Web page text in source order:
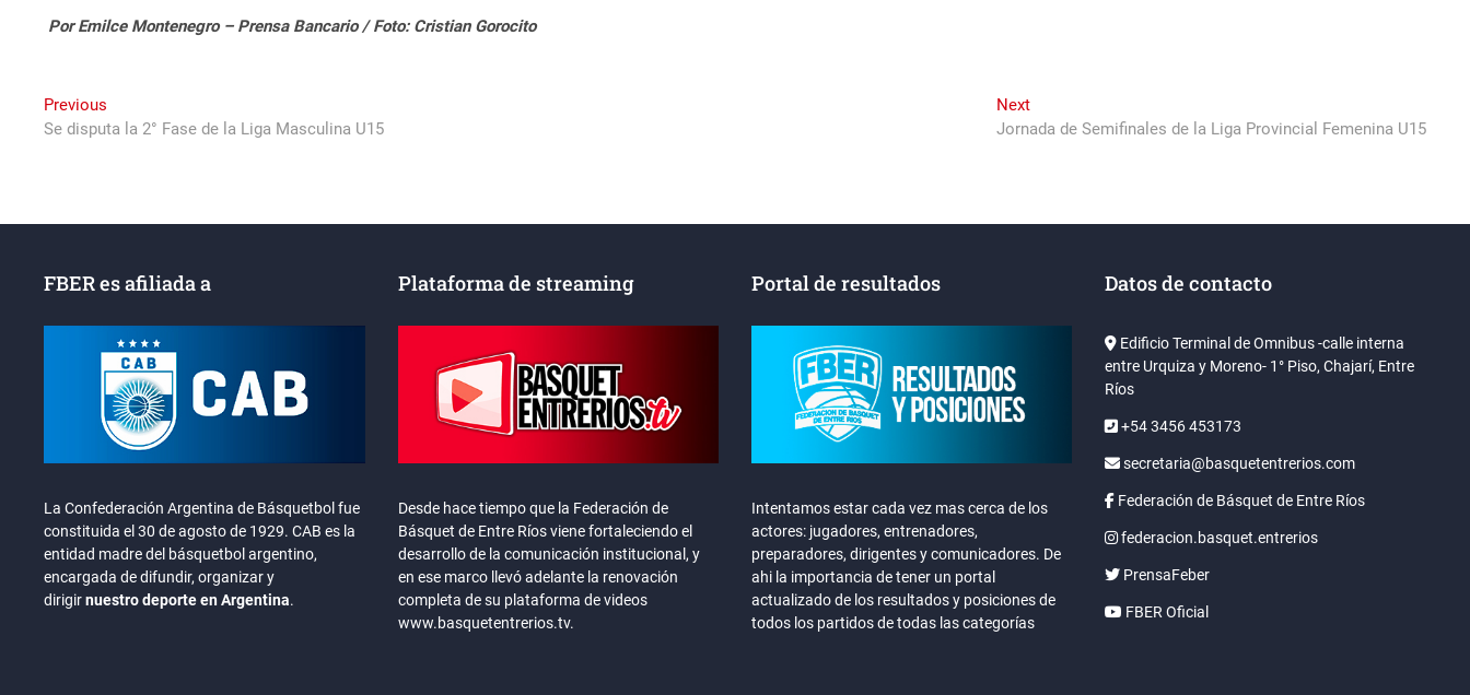
Por Emilce Montenegro – Prensa Bancario / Foto: Cristian Gorocito
Navegación
de
Previous
post:
Se disputa la 2° Fase de la Liga Masculina U15
NextNext
post:
Jornada de Semifinales de la Liga Provincial Femenina U15
FBER es afiliada a
La Confederación Argentina de Básquetbol fue
constituida el 30 de agosto de 1929. CAB es la
entidad madre del básquetbol argentino,
encargada de difundir, organizar y
dirigirnuestro deporte en Argentina.
Plataforma de streaming
Desde hace tiempo que la Federación de
Básquet de Entre Ríos viene fortaleciendo el
desarrollo de la comunicación institucional, y
en ese marco llevó adelante la renovación
completa de su plataforma de videos
www.basquetentrerios.tv.
Portal de resultados
Intentamos estar cada vez mas cerca de los
actores: jugadores, entrenadores,
preparadores, dirigentes y comunicadores. De
ahi la importancia de tener un portal
actualizado de los resultados y posiciones de
todos los partidos de todas las categorías
Datos de contacto
Edificio Terminal de Omnibus -calle interna
entre Urquiza y Moreno- 1° Piso, Chajarí, Entre
Ríos
+54 3456 453173
secretaria@basquetentrerios.com
Federación de Básquet de Entre Ríos
federacion.basquet.entrerios
PrensaFeber
FBER Oficial